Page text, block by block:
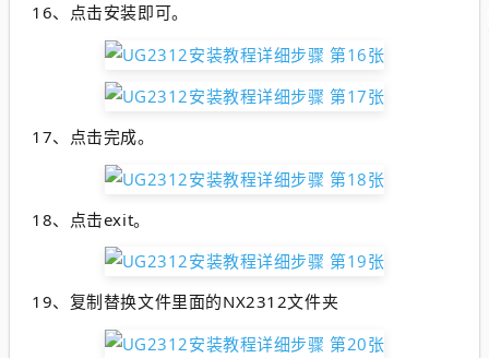
16、点击安装即可。
17、点击完成。
18、点击exit。
19、复制替换文件里面的NX2312文件夹